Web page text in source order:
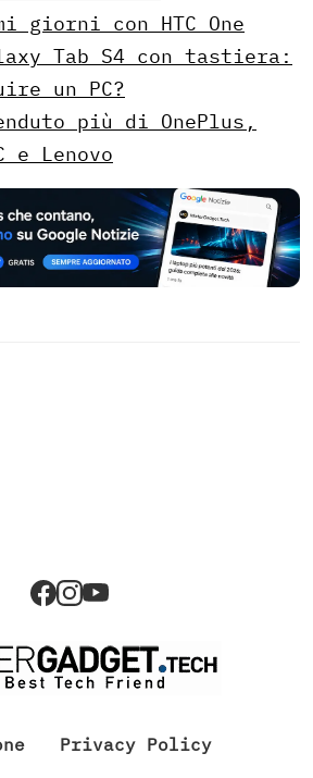
giorni con HTC One
Tab S4 con tastiera:
un PC?
più di OnePlus,
e Lenovo
Privacy Policy